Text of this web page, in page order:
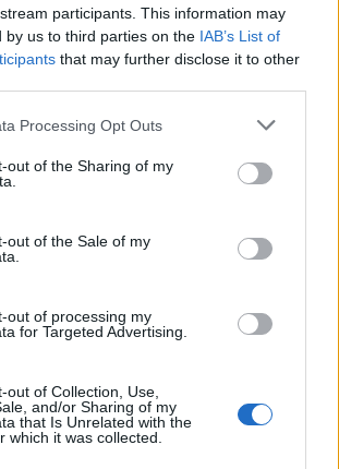
participants. This information may
by us to third parties on the IAB’s List of
that may further disclose it to other
Processing Opt Outs
out of the Sharing of my
out of the Sale of my
out of processing my
for Targeted Advertising.
out of Collection, Use,
and/or Sharing of my
that Is Unrelated with the
which it was collected.
Το πρόσωπό της έδειξε
είχε καταλάβει ότι η ώρα είχε
από τα παιδιά τηςκαι
αυτοκίνητο των Αρχών και
χωρίς εντάσεις από το σημείο.
Bluesky
Copy Link
Παλαιό Φάληρο